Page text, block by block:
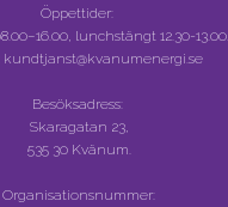
Öppettider:
lunchstängt 12.30-13.00.
kundtjanst@kvanumenergi.se
Besöksadress:
Skaragatan 23,
535 30 Kvänum.
Organisationsnummer: